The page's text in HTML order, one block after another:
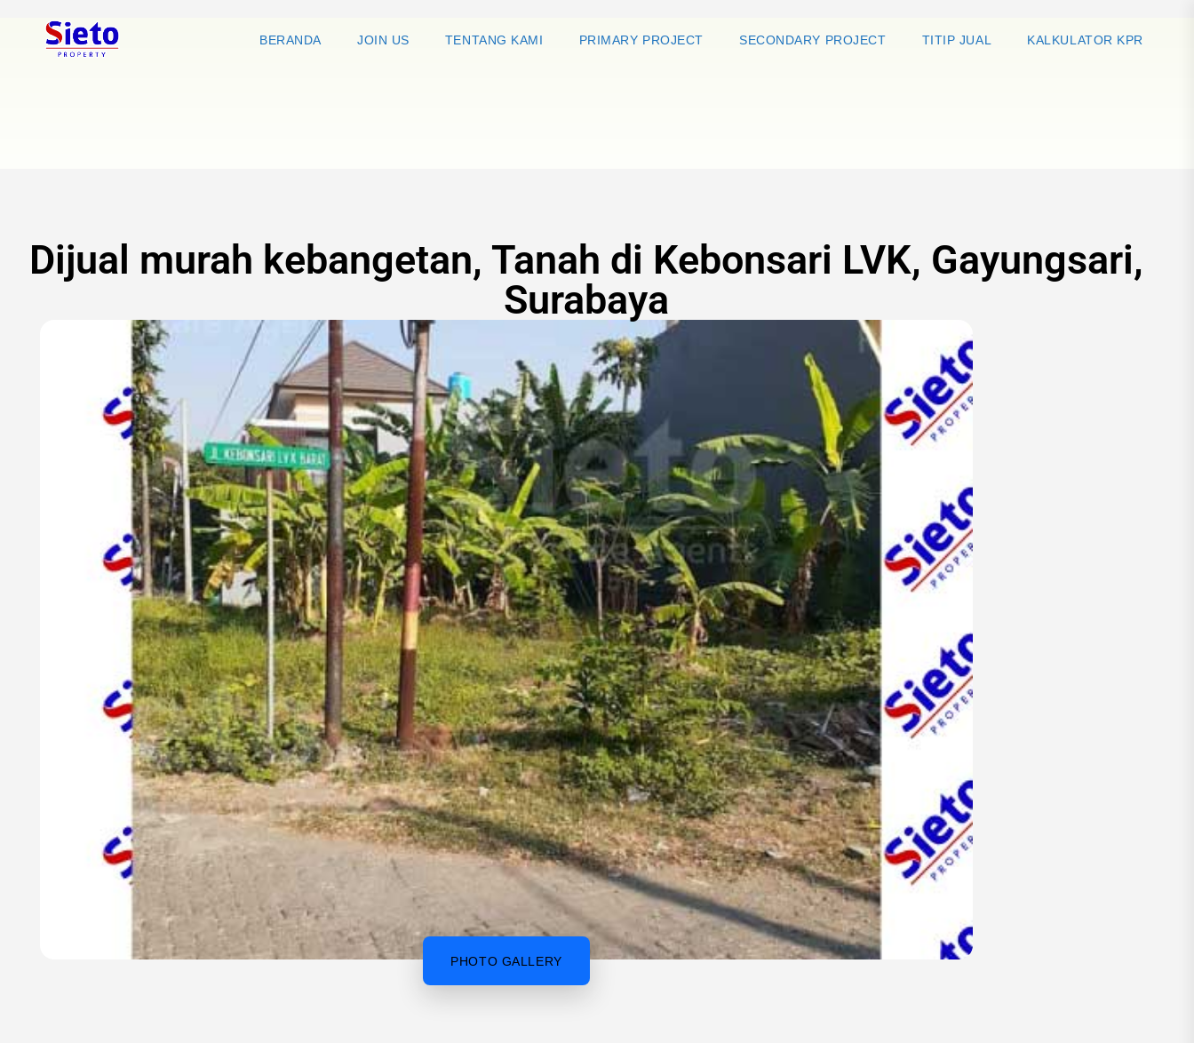
BERANDA JOIN US TENTANG KAMI PRIMARY PROJECT SECONDARY PROJECT TITIP JUAL KALKULATOR KPR
Dijual murah kebangetan, Tanah di Kebonsari LVK, Gayungsari,
Surabaya
PHOTO GALLERY